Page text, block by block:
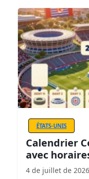
ÉTATS-UNIS
Calendrier
avec
4 de juillet de 2026